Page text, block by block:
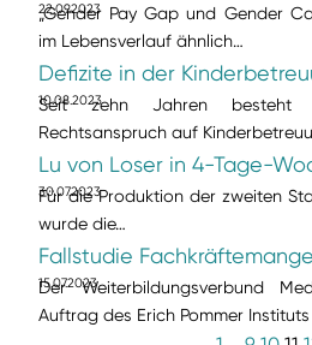
22.09.2023
„Gender Pay Gap und Gender
im Lebensverlauf ähnlich…
Defizite in der
10.08.2023
Seit zehn Jahren besteht
Rechtsanspruch auf
Lu von Loser in 4-Tage-
30.07.2023
Für die Produktion der zweiten
wurde die…
Fallstudie
15.07.2023
Der Weiterbildungsverbund
Auftrag des Erich Pommer